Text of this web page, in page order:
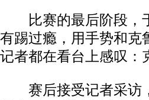
比赛的最后阶段，于
有踢过瘾，用手势和克
记者都在看台上感叹：
赛后接受记者采访，